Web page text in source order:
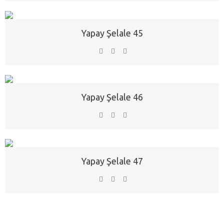
Yapay Şelale 45
Yapay Şelale 46
Yapay Şelale 47